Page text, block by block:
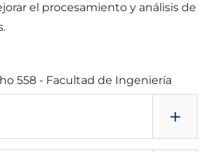
el procesamiento y análisis de
558 - Facultad de Ingeniería
+